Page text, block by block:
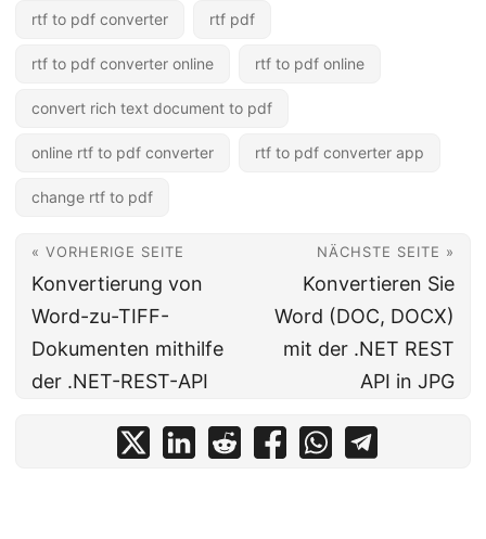
rtf to pdf converter rtf pdf
rtf to pdf converter online rtf to pdf online
convert rich text document to pdf
online rtf to pdf converter rtf to pdf converter app
change rtf to pdf
« VORHERIGE SEITE
Konvertierung von
Word-zu-TIFF-
Dokumenten mithilfe
der .NET-REST-API
NÄCHSTE SEITE »
Konvertieren Sie
Word (DOC, DOCX)
mit der .NET REST
API in JPG